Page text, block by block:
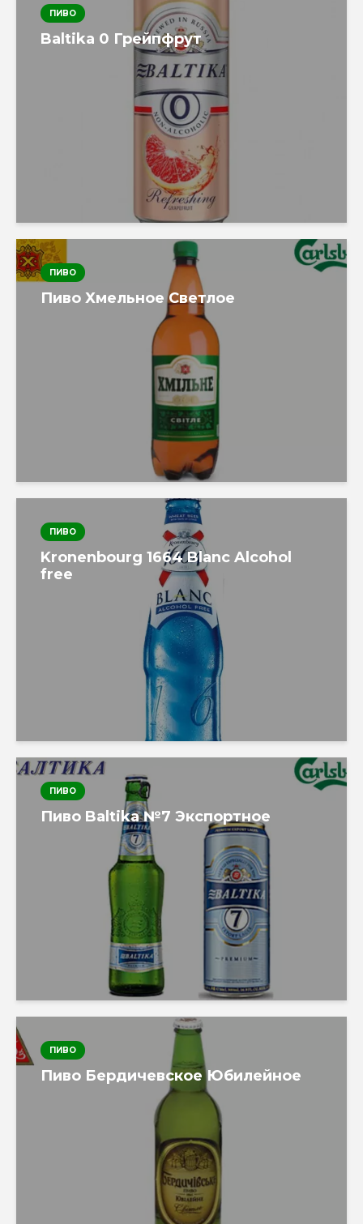
ПИВО
Baltika 0 Грейпфрут
ПИВО
Пиво Хмельное Светлое
ПИВО
Kronenbourg 1664 Blanc Alcohol
free
ПИВО
Пиво Baltika №7 Экспортное
ПИВО
Пиво Бердичевское Юбилейное